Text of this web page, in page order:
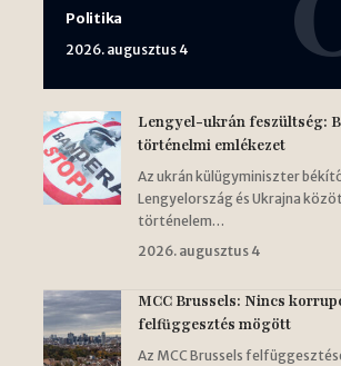
Politika
2026. augusztus 4
Lengyel-ukrán feszültség:
történelmi emlékezet
Az ukrán külügyminiszter
Lengyelország és Ukrajna
történelem…
2026. augusztus 4
MCC Brussels: Nincs
felfüggesztés mögött
Az MCC Brussels